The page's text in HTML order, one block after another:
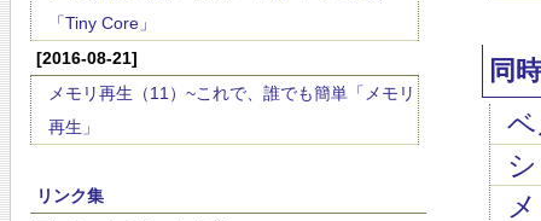
「Tiny Core」
[2016-08-21]
メモリ再生（11）~これで、誰でも簡単「メモリ
再生」
リンク集
同